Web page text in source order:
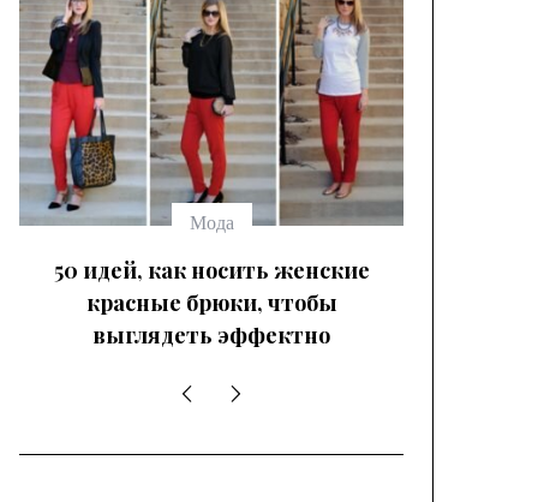
Мода
50 идей, как носить женские
красные брюки, чтобы
выглядеть эффектно